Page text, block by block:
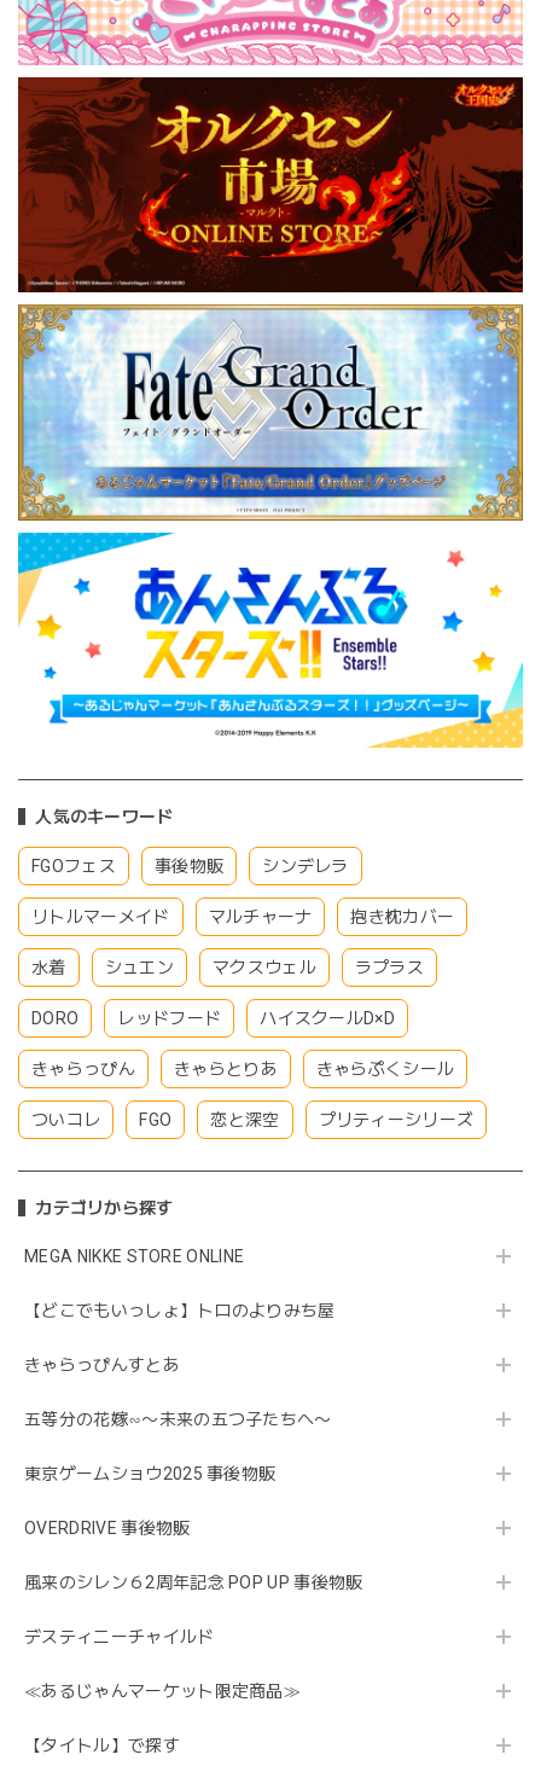
人気のキーワード
FGOフェス 事後物販 シンデレラ
リトルマーメイド マルチャーナ 抱き枕カバー
水着 シュエン マクスウェル ラプラス
DORO レッドフード ハイスクールD×D
きゃらっぴん きゃらとりあ きゃらぷくシール
ついコレ FGO 恋と深空 プリティーシリーズ
カテゴリから探す
MEGA NIKKE STORE ONLINE
【どこでもいっしょ】トロのよりみち屋
きゃらっぴんすとあ
五等分の花嫁∽〜未来の五つ子たちへ〜
東京ゲームショウ2025 事後物販
OVERDRIVE 事後物販
風来のシレン６2周年記念 POP UP 事後物販
デスティニーチャイルド
≪あるじゃんマーケット限定商品≫
【タイトル】で探す